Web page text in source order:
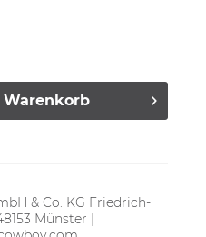
Warenkorb
& Co. KG Friedrich-
Münster |